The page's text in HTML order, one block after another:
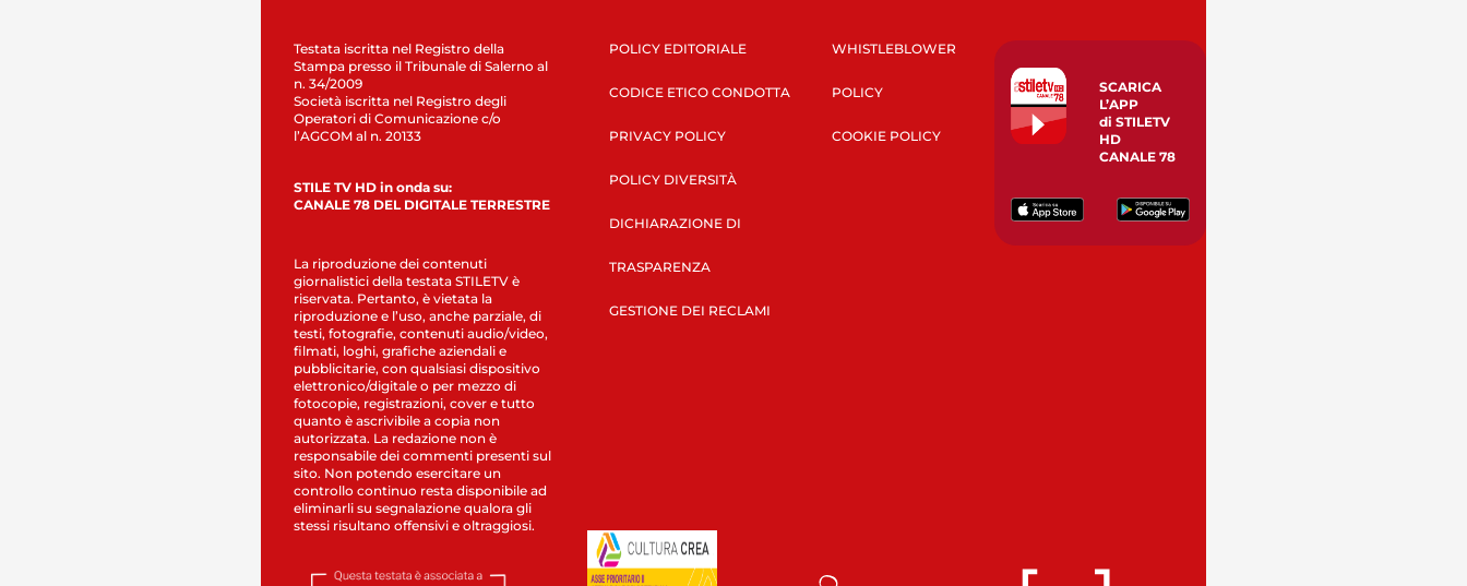
Testata iscritta nel Registro della
Stampa presso il Tribunale di Salerno al
n. 34/2009
Società iscritta nel Registro degli
Operatori di Comunicazione c/o
l’AGCOM al n. 20133
STILE TV HD in onda su:
CANALE 78 DEL DIGITALE TERRESTRE
La riproduzione dei contenuti
giornalistici della testata STILETV è
riservata. Pertanto, è vietata la
riproduzione e l’uso, anche parziale, di
testi, fotografie, contenuti audio/video,
filmati, loghi, grafiche aziendali e
pubblicitarie, con qualsiasi dispositivo
elettronico/digitale o per mezzo di
fotocopie, registrazioni, cover e tutto
quanto è ascrivibile a copia non
autorizzata. La redazione non è
responsabile dei commenti presenti sul
sito. Non potendo esercitare un
controllo continuo resta disponibile ad
eliminarli su segnalazione qualora gli
stessi risultano offensivi e oltraggiosi.
POLICY EDITORIALE
CODICE ETICO CONDOTTA
PRIVACY POLICY
POLICY DIVERSITÀ
DICHIARAZIONE DI
TRASPARENZA
GESTIONE DEI RECLAMI
WHISTLEBLOWER
POLICY
COOKIE POLICY
SCARICA
L’APP
di STILETV
HD
CANALE 78